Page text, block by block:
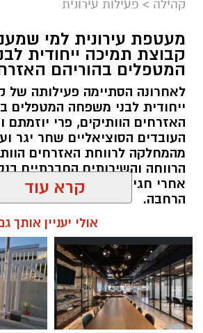
קהילה > פעילות עירונית
מעטפת עירונית למי
קבוצת תמיכה ייחודית
המטפלים בהוריהם
לאחרונה הסתיימה פעילותה של
ייחודית לבני משפחה המטפלים
האזרחים הוותיקים, פרי יוזמתם
העובדים הסוציאליים שחר יגר
מהמחלקה לרווחת האזרחים
הרווחה והשירותים החברתיים
אחרי חגי תשרי תיפתח קבוצה
הרחבה.
"בן משפחה מטפל הוא תפקיד
הדורש ידע, חוסן ומשאבים
למד ולא שאף להיות בו. קבוצה
משענת חזקה, בה יכולנו לשאול,
ואף לעיתים להזיל דמעה..."
קרא עוד
אולי יעניין אותך